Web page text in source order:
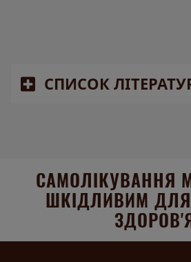
СПИСОК
САМОЛІКУВАННЯ
ШКІДЛИВИМ